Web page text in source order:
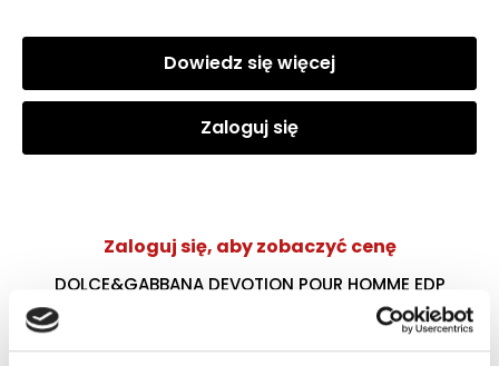
Dowiedz się więcej
Zaloguj się
Zaloguj się, aby zobaczyć cenę
DOLCE&GABBANA DEVOTION POUR HOMME EDP